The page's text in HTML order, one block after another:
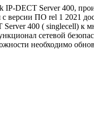
DECT Server 400,
версии ПО rel 1 2021
400 ( singlecell) к
сетевой
необходимо